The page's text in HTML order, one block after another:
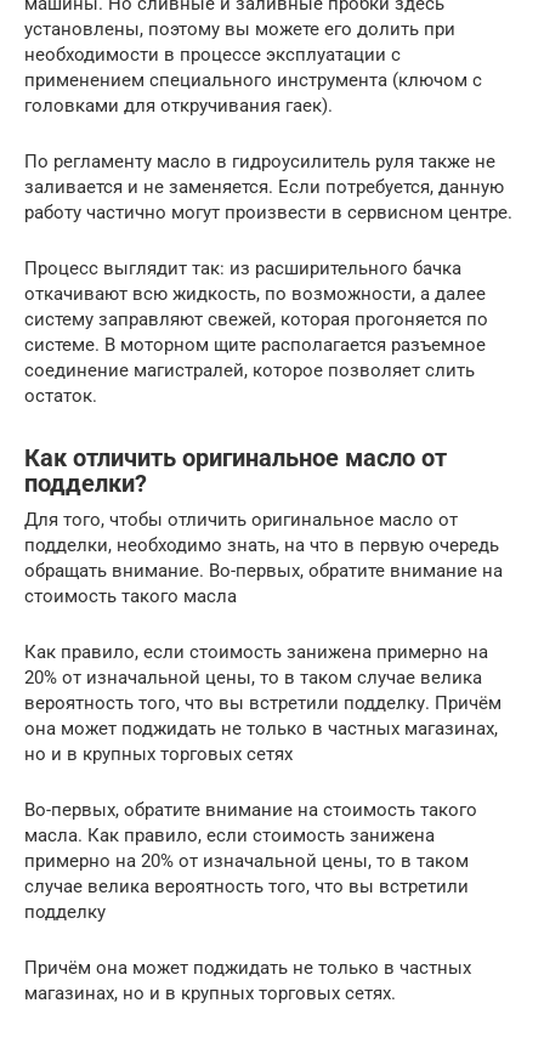
установлены, поэтому вы можете его долить при
необходимости в процессе эксплуатации с
применением специального инструмента (ключом с
головками для откручивания гаек).
По регламенту масло в гидроусилитель руля также не
заливается и не заменяется. Если потребуется, данную
работу частично могут произвести в сервисном центре.
Процесс выглядит так: из расширительного бачка
откачивают всю жидкость, по возможности, а далее
систему заправляют свежей, которая прогоняется по
системе. В моторном щите располагается разъемное
соединение магистралей, которое позволяет слить
остаток.
Как отличить оригинальное масло от
подделки?
Для того, чтобы отличить оригинальное масло от
подделки, необходимо знать, на что в первую очередь
обращать внимание. Во-первых, обратите внимание на
стоимость такого масла
Как правило, если стоимость занижена примерно на
20% от изначальной цены, то в таком случае велика
вероятность того, что вы встретили подделку. Причём
она может поджидать не только в частных магазинах,
но и в крупных торговых сетях
Во-первых, обратите внимание на стоимость такого
масла. Как правило, если стоимость занижена
примерно на 20% от изначальной цены, то в таком
случае велика вероятность того, что вы встретили
подделку
Причём она может поджидать не только в частных
магазинах, но и в крупных торговых сетях.